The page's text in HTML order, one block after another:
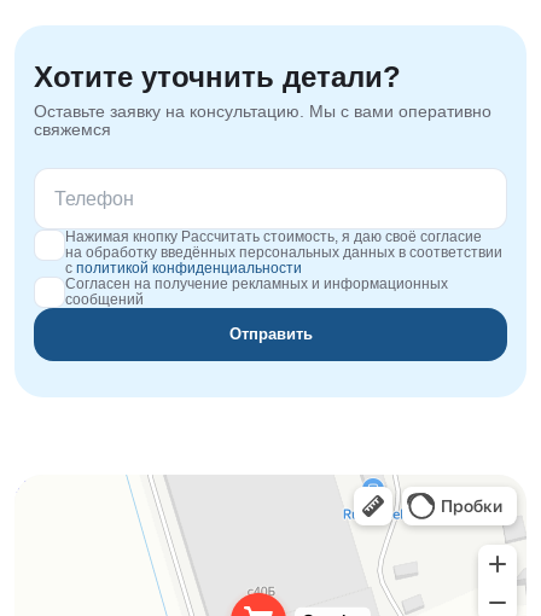
Хотите уточнить детали?
Оставьте заявку на консультацию. Мы с вами оперативно
свяжемся
Нажимая кнопку Рассчитать стоимость, я даю своё согласие
на обработку введённых персональных данных в соответствии
с политикой конфиденциальности
Согласен на получение рекламных и информационных
сообщений
Отправить
Orgplex
Оргстекло, поликарбонат в Лыткарине
Торговое оборудование в Лыткарине